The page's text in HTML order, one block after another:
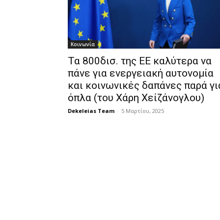
Κοινωνία
Τα 800δισ. της ΕΕ καλύτερα να
πάνε για ενεργειακή αυτονομία
και κοινωνικές δαπάνες παρά
όπλα (του Χάρη Χείζάνογλου)
Dekeleias Team - 5 Μαρτίου, 2025